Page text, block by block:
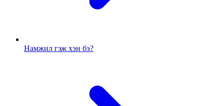
Намжил гэж хэн бэ?